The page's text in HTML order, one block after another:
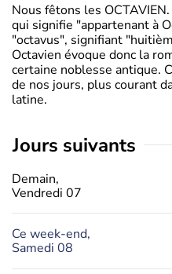
Nous fêtons les
qui signifie "appartenant à
"octavus", signifiant
Octavien évoque donc la
certaine noblesse antique.
de nos jours, plus courant
latine.
jours suivants
Demain,
Vendredi 07
Ce week-end,
Samedi 08